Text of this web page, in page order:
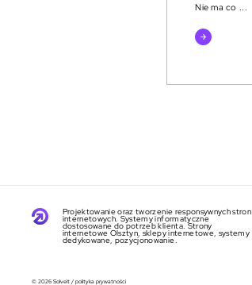
Nie ma co ...
czytaj
więcej
Projektowanie oraz tworzenie responsywnych stron
internetowych. Systemy informatyczne
dostosowane do potrzeb klienta. Strony
internetowe Olsztyn, sklepy internetowe, systemy
dedykowane, pozycjonowanie.
© 2026 Solveit / polityka prywatności